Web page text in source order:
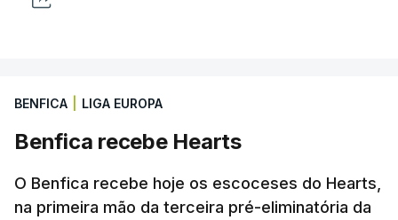
BENFICA LIGA EUROPA
Benfica recebe Hearts
O Benfica recebe hoje os escoceses do Hearts,
na primeira mão da terceira pré-eliminatória da